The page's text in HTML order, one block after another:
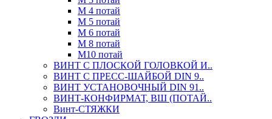
М 4 потай
М 5 потай
М 6 потай
М 8 потай
М10 потай
ВИНТ С ПЛОСКОЙ ГОЛОВКОЙ И..
ВИНТ С ПРЕСС-ШАЙБОЙ DIN 9..
ВИНТ УСТАНОВОЧНЫЙ DIN 91..
ВИНТ-КОНФИРМАТ, ВШ (ПОТАЙ..
Винт-СТЯЖКИ